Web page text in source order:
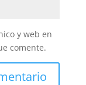
y web en
comente.